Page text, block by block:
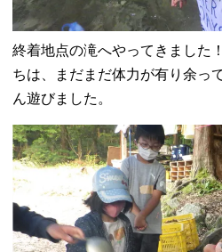
終着地点の滝へやってきました
ちは、まだまだ体力が有り余っ
ん遊びました。